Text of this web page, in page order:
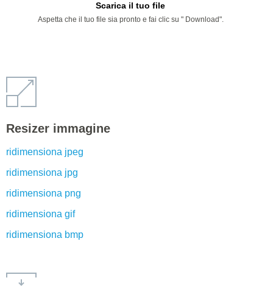
Scarica il tuo file
Aspetta che il tuo file sia pronto e fai clic su " Download".
Resizer immagine
ridimensiona jpeg
ridimensiona jpg
ridimensiona png
ridimensiona gif
ridimensiona bmp